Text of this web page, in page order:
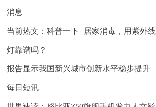
消息
当前热文：科普一下 | 居家消毒，用紫外线
灯靠谱吗？
报告显示我国新兴城市创新水平稳步提升|
每日短讯